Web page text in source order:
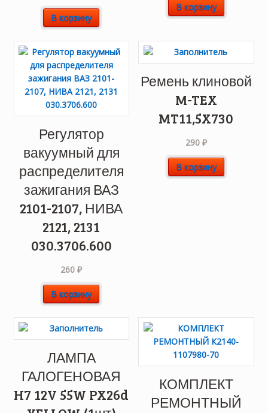
В корзину
В корзину
Регулятор
вакуумный для
распределителя
зажигания ВАЗ
2101-2107, НИВА
2121, 2131
030.3706.600
260₽
В корзину
Ремень клиновой
M-TEX
MT11,5X730
290 ₽
В корзину
ЛАМПА
ГАЛОГЕНОВАЯ
H7 12V 55W PX26d
КОМПЛЕКТ
РЕМОНТНЫЙ